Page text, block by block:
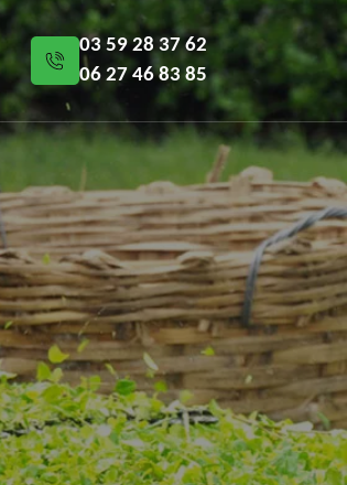
03 59 28 37 62
06 27 46 83 85